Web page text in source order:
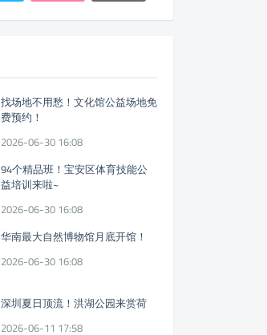
找场地不用愁！文化馆公益场地免
费预约！
2026-06-30 16:08
94个精品班！宝安区体育技能公
益培训来啦~
2026-06-30 16:08
华南最大自然博物馆月底开馆！
2026-06-30 16:08
深圳夏日顶流！洪湖公园来赏荷
2026-06-11 17:58